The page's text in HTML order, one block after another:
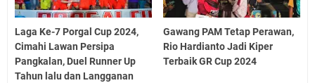
Laga Ke-7 Porgal Cup 2024,
Cimahi Lawan Persipa
Pangkalan, Duel Runner Up
Tahun lalu dan Langganan
Gawang PAM Tetap Perawan,
Rio Hardianto Jadi Kiper
Terbaik GR Cup 2024